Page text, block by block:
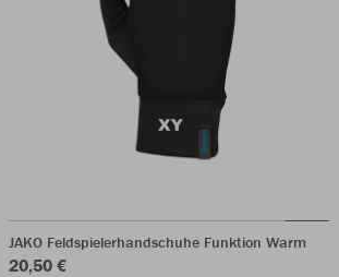
JAKO Feldspielerhandschuhe Funktion Warm
20,50 €